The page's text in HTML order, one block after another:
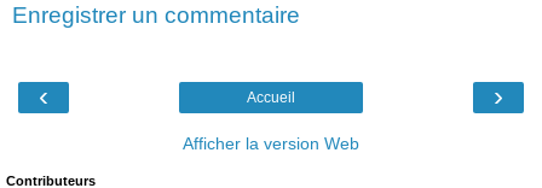
Enregistrer un commentaire
‹ ›
Accueil
Afficher la version Web
Contributeurs